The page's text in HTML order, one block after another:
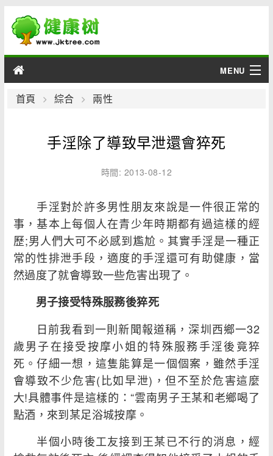
MENU
男性
綜合
疾病
首頁 綜合 兩性
手淫除了導致早泄還會猝死
時間: 2013-08-12
手淫對於許多男性朋友來說是一件很正常的
事，基本上每個人在青少年時期都有過這樣的經
歷;男人們大可不必感到尷尬。其實手淫是一種正
常的性排泄手段，適度的手淫還可有助健康，當
然過度了就會導致一些危害出現了。
男子接受特殊服務後猝死
日前我看到一則新聞報道稱，深圳西鄉一32
歲男子在接受按摩小姐的特殊服務手淫後竟猝
死。仔細一想，這隻能算是一個個案，雖然手淫
會導致不少危害(比如早泄)，但不至於危害這麼
大!具體事件是這樣的：“雲南男子王某和老鄉喝了
點酒，來到某足浴城按摩。
半個小時後工友接到王某已不行的消息，經